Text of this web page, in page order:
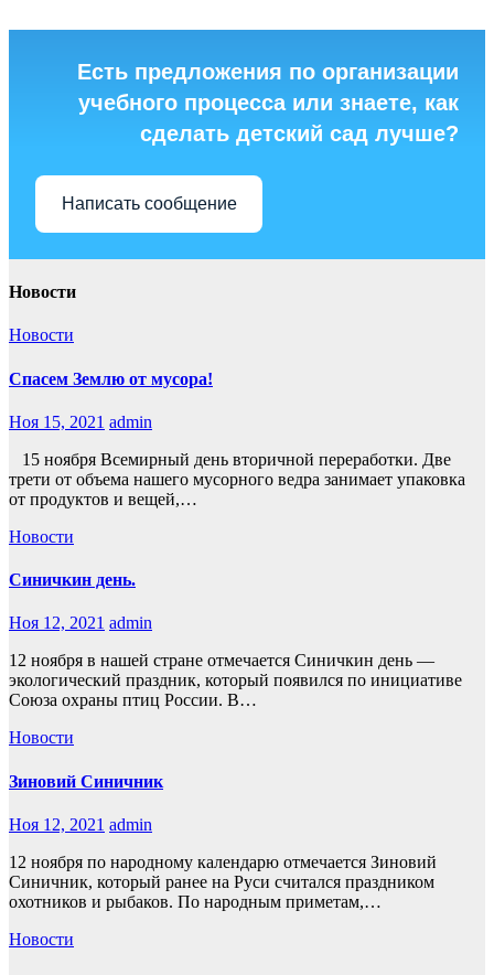
Есть предложения по организации
учебного процесса или знаете, как
сделать детский сад лучше?
Написать сообщение
Новости
Новости
Спасем Землю от мусора!
Ноя 15, 2021 admin
15 ноября Всемирный день вторичной переработки. Две
трети от объема нашего мусорного ведра занимает упаковка
от продуктов и вещей,…
Новости
Синичкин день.
Ноя 12, 2021 admin
12 ноября в нашей стране отмечается Синичкин день —
экологический праздник, который появился по инициативе
Союза охраны птиц России. В…
Новости
Зиновий Синичник
Ноя 12, 2021 admin
12 ноября по народному календарю отмечается Зиновий
Синичник, который ранее на Руси считался праздником
охотников и рыбаков. По народным приметам,…
Новости